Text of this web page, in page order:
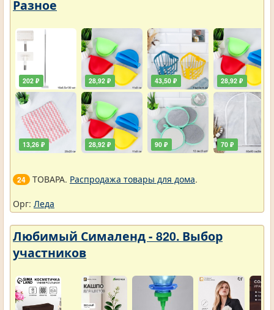
Разное
202 ₽
13,26 ₽
28,92 ₽
28,92 ₽
43,50 ₽
90 ₽
28,92 ₽
70 ₽
24 ТОВАРА. Распродажа товары для дома.
Орг: Леда
Любимый Сималенд - 820. Выбор
участников